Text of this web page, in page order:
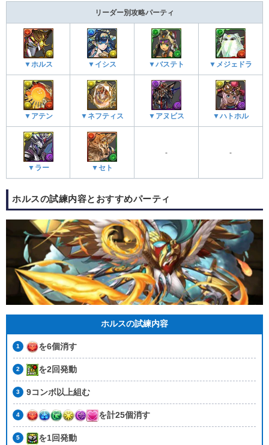
リーダー別攻略パーティ
▼ホルス ▼イシス ▼バステト ▼メジェドラ
▼アテン ▼ネフティス ▼アヌビス ▼ハトホル
▼ラー ▼セト
- -
ホルスの試練内容とおすすめパーティ
ホルスの試練内容
を6個消す
を2回発動
9コンボ以上組む
を計25個消す
を1回発動